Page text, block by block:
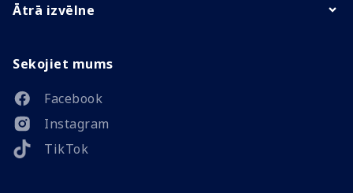
Ātrā izvēlne
Sekojiet mums
Facebook
Instagram
TikTok